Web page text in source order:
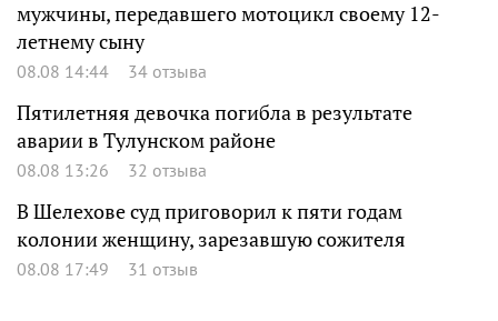
мужчины, передавшего мотоцикл своему 12-
летнему сыну
08.08 14:44 34 отзыва
Пятилетняя девочка погибла в результате
аварии в Тулунском районе
08.08 13:26 32 отзыва
В Шелехове суд приговорил к пяти годам
колонии женщину, зарезавшую сожителя
08.08 17:49 31 отзыв